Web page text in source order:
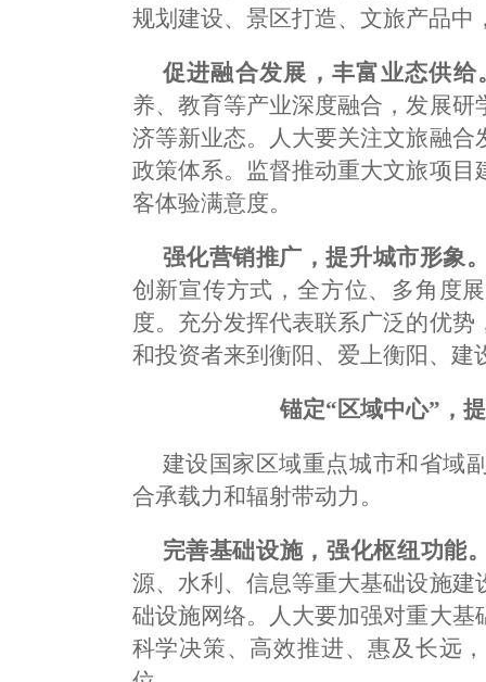
规划建设、景区打造、文旅产品中
促进融合发展，丰富业态供给
养、教育等产业深度融合，发展
济等新业态。人大要关注文旅融
政策体系。监督推动重大文旅项
客体验满意度。
强化营销推广，提升城市形象
创新宣传方式，全方位、多角度
度。充分发挥代表联系广泛的优
和投资者来到衡阳、爱上衡阳、建
锚定“区域中心”，
建设国家区域重点城市和省域
合承载力和辐射带动力。
完善基础设施，强化枢纽功能
源、水利、信息等重大基础设施
础设施网络。人大要加强对重大
科学决策、高效推进、惠及长远